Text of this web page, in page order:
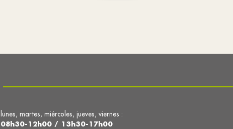
lunes, martes, miércoles, jueves, viernes :
08h30-12h00 / 13h30-17h00